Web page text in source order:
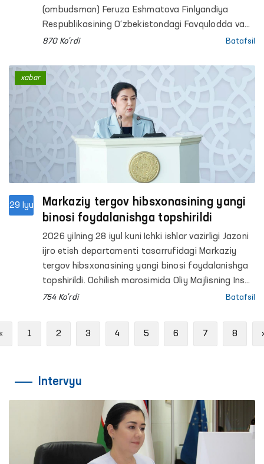
(ombudsman) Feruza Eshmatova Finlyandiya
Respublikasining O‘zbekistondagi Favqulodda va
Muxtor Elchisi Yoxanna Mariya Ogren bilan
870 Ko'rdi Batafsil
29 Iyu
Markaziy tergov hibsxonasining yangi
binosi foydalanishga topshirildi
2026 yilning 28 iyul kuni Ichki ishlar vazirligi Jazoni
ijro etish departamenti tasarrufidagi Markaziy
tergov hibsxonasining yangi binosi foydalanishga
topshirildi. Ochilish marosimida Oliy Majlisning Inson
huquqlari bo‘yicha vakili (ombudsman) Feruza
754 Ko'rdi Batafsil
xabar
Previous
1 2 3 4 5 6 7 8
Intervyu